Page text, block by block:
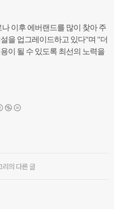
이후 에버랜드를 많이 찾아 주
을 업그레이드하고 있다"며 "더
이 될 수 있도록 최선의 노력을
리의 다른 글